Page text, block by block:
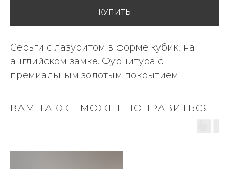
КУПИТЬ
Серьги с лазуритом в форме кубик, на
английском замке. Фурнитура с
премиальным золотым покрытием.
ВАМ ТАКЖЕ МОЖЕТ ПОНРАВИТЬСЯ